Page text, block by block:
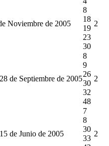
Noviembre de 2005
8
18
19
23
30
2
de Septiembre de 2005
8
9
26
30
32
48
2
de Junio de 2005
7
8
30
33
2